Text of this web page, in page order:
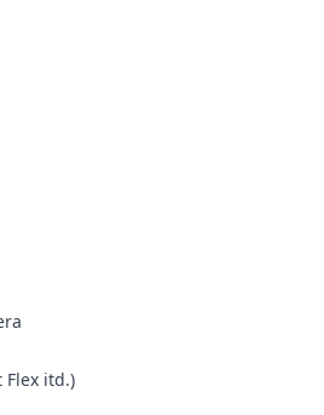
Flex itd.)